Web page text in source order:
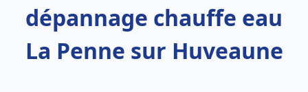
dépannage chauffe eau
La Penne sur Huveaune